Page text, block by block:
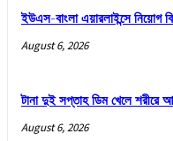
ইউএস-বাংলা এয়ারলাইন্সে নিয়োগ
August 6, 2026
টানা দুই সপ্তাহ ডিম খেলে শরীরে
August 6, 2026